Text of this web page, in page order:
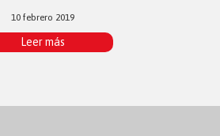
10 febrero 2019
Leer más